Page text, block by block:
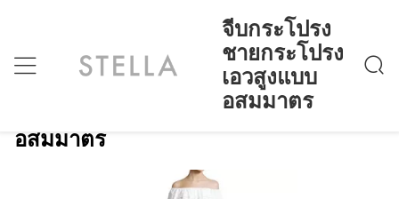
จีบกระโปรง
ชายกระโปรง
เอวสูงแบบ
อสมมาตร
บ้าน> Products> จีบกระโปรงชายกระโปรงเอวสูงแบบอสมมาตร
จีบกระโปรงชายกระโปรงเอวสูงแบบ
อสมมาตร